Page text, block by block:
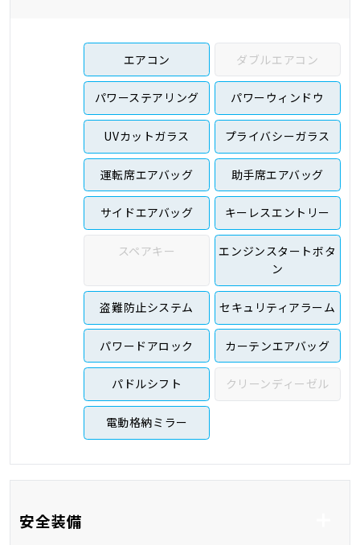
エアコン ダブルエアコン
パワーステアリング パワーウィンドウ
UVカットガラス プライバシーガラス
運転席エアバッグ 助手席エアバッグ
サイドエアバッグ キーレスエントリー
スペアキー
エンジンスタートボタ
ン
盗難防止システム セキュリティアラーム
パワードアロック カーテンエアバッグ
パドルシフト クリーンディーゼル
電動格納ミラー
安全装備